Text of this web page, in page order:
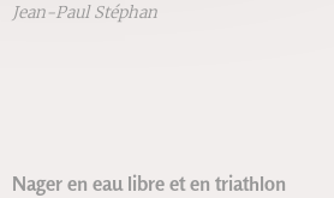
Jean-Paul Stéphan
Nager en eau libre et en triathlon